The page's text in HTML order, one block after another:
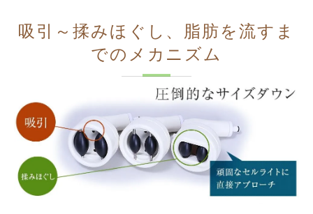
吸引～揉みほぐし、脂肪を流すま
でのメカニズム